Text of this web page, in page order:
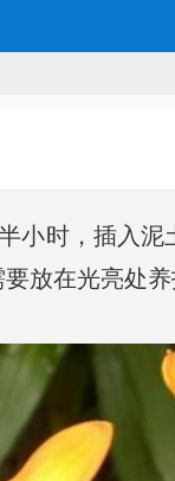
时，插入
放在光亮处养